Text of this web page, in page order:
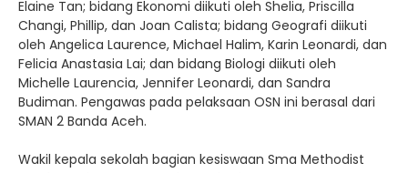
Elaine Tan; bidang Ekonomi diikuti oleh Shelia, Priscilla
Changi, Phillip, dan Joan Calista; bidang Geografi diikuti
oleh Angelica Laurence, Michael Halim, Karin Leonardi, dan
Felicia Anastasia Lai; dan bidang Biologi diikuti oleh
Michelle Laurencia, Jennifer Leonardi, dan Sandra
Budiman. Pengawas pada pelaksaan OSN ini berasal dari
SMAN 2 Banda Aceh.
Wakil kepala sekolah bagian kesiswaan Sma Methodist